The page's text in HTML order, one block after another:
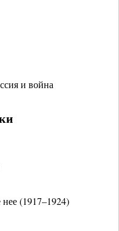
и война
(1917–1924)